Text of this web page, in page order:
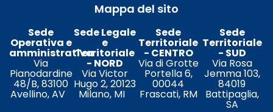
Mappa del sito
Sede
Operativa e
amministrativa
Via
Pianodardine
48/B, 83100
Avellino, AV
Sede Legale
e
Territoriale
- NORD
Via Victor
Hugo 2, 20123
Milano, MI
Sede
Territoriale
- CENTRO
Via di Grotte
Portella 6,
00044
Frascati, RM
Sede
Territoriale
- SUD
Via Rosa
Jemma 103,
84019
Battipaglia,
SA